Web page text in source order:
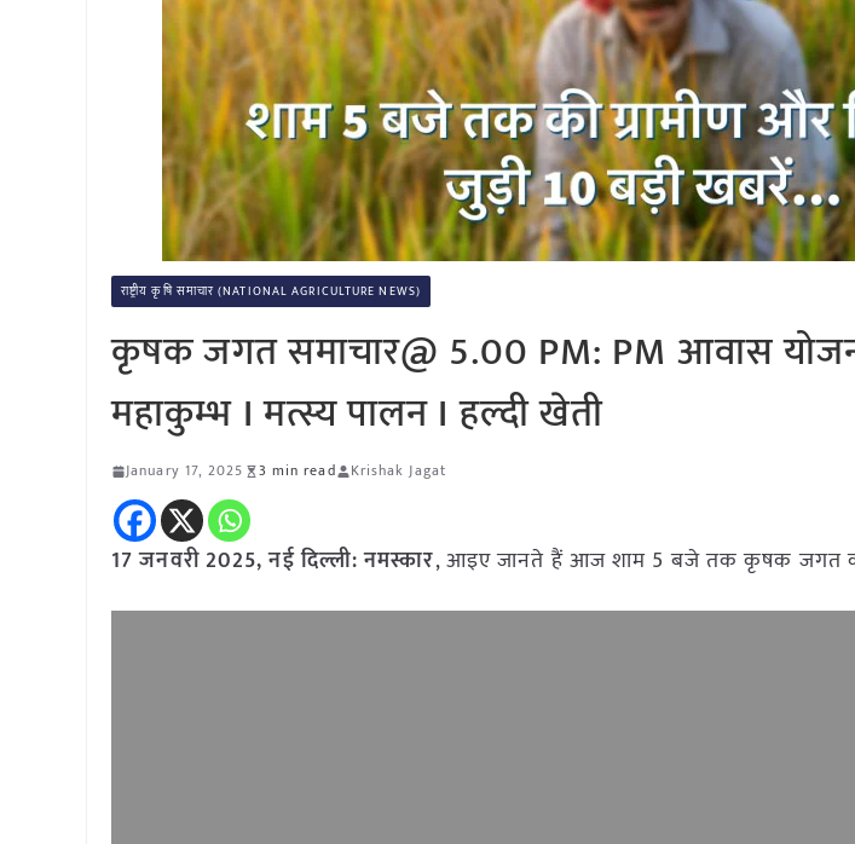
राष्ट्रीय कृषि समाचार (NATIONAL AGRICULTURE NEWS)
कृषक जगत समाचार@ 5.00 PM: PM आवास
महाकुम्भ I मत्स्य पालन I हल्दी खेती
January 17, 2025 3 min read Krishak Jagat
17 जनवरी 2025, नई दिल्ली:नमस्कार, आइए जानते हैं आज शाम 5 बजे तक कृषक जगत